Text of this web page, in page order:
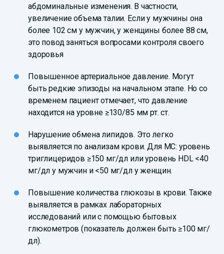
абдоминальные изменения. В частности,
увеличение объема талии. Если у мужчины она
более 102 см у мужчин, у женщины более 88 см,
это повод заняться вопросами контроля своего
здоровья
Повышенное артериальное давление. Могут
быть редкие эпизоды на начальном этапе. Но со
временем пациент отмечает, что давление
находится на уровне ≥130/85 мм рт. ст.
Нарушение обмена липидов. Это легко
выявляется по анализам крови. Для МС: уровень
триглицеридов ≥150 мг/дл или уровень HDL <40
мг/дл у мужчин и <50 мг/дл у женщин.
Повышение количества глюкозы в крови. Также
выявляется в рамках лабораторных
исследований или с помощью бытовых
глюкометров (показатель должен быть ≥100 мг/
дл).